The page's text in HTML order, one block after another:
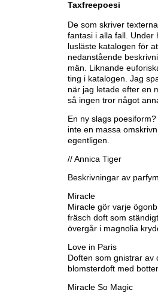
Taxfreepoesi
De som skriver
fantasi i alla fall. Under
lusläste katalogen för
nedanstående
män. Liknande
ting i katalogen. Jag
när jag letade efter en
så ingen tror något
En ny slags
inte en massa
egentligen.
// Annica Tiger
Beskrivningar av
Miracle
Miracle gör varje
fräsch doft som
övergår i magnolia
Love in Paris
Doften som gnistrar av
blomsterdoft med
Miracle So Magic